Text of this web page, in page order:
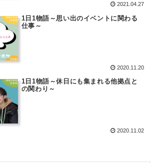
2021.04.27
1日1物語～思い出のイベントに関わる
仕事～
2020.11.20
1日1物語～休日にも集まれる他拠点と
の関わり～
2020.11.02